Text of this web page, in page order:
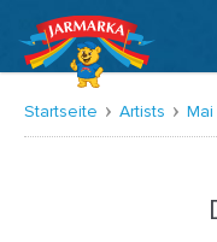
Startseite Artists